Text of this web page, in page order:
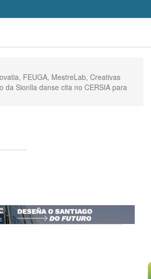
FEUGA, MestreLab, Creativas
da Sionlla danse cita no CERSIA para